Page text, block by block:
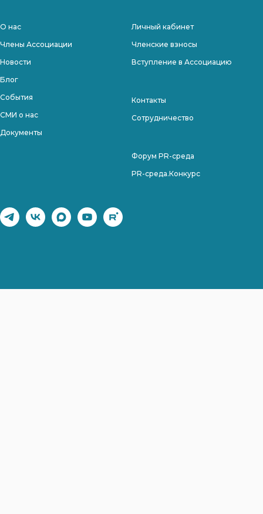
О нас
Члены Ассоциации
Новости
Блог
События
СМИ о нас
Документы
Личный кабинет
Членские взносы
Вступление в Ассоциацию
Контакты
Сотрудничество
Форум PR-среда
PR-среда.Конкурс